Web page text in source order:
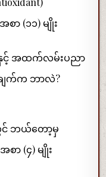
ာ (၁၁) မျိုး
င့် အထက်လမ်းပညာ
ချက်က ဘာလဲ?
င် ဘယ်တော့မှ
ာ (၄) မျိုး